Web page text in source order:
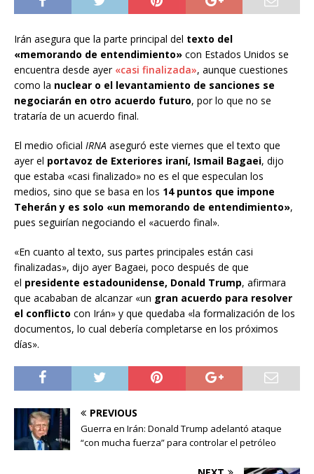
Irán asegura que la parte principal del texto del
«memorando de entendimiento» con Estados Unidos se
encuentra desde ayer «casi finalizada», aunque cuestiones
como la nuclear o el levantamiento de sanciones se
negociarán en otro acuerdo futuro, por lo que no se
trataría de un acuerdo final.
El medio oficial IRNA aseguró este viernes que el texto que
ayer el portavoz de Exteriores iraní, Ismail Bagaei, dijo
que estaba «casi finalizado» no es el que especulan los
medios, sino que se basa en los 14 puntos que impone
Teherán y es solo «un memorando de entendimiento»,
pues seguirían negociando el «acuerdo final».
«En cuanto al texto, sus partes principales están casi
finalizadas», dijo ayer Bagaei, poco después de que
el presidente estadounidense, Donald Trump, afirmara
que acababan de alcanzar «un gran acuerdo para resolver
el conflicto con Irán» y que quedaba «la formalización de los
documentos, lo cual debería completarse en los próximos
días».
PREVIOUS
Guerra en Irán: Donald Trump adelantó ataque
“con mucha fuerza” para controlar el petróleo